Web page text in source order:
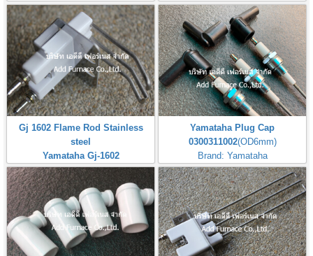
Max Inlet
Pressure:50PSI(3,5Bar,350kPa)
L110mm
Gj 1602 Flame Rod Stainless
steel
Yamataha Gj-1602
Yamataha Plug Cap
0300311002(OD6mm)
Brand: Yamataha
หัวจุ๊บสำหรับต่อกับหัวเทียนจุดไฟ